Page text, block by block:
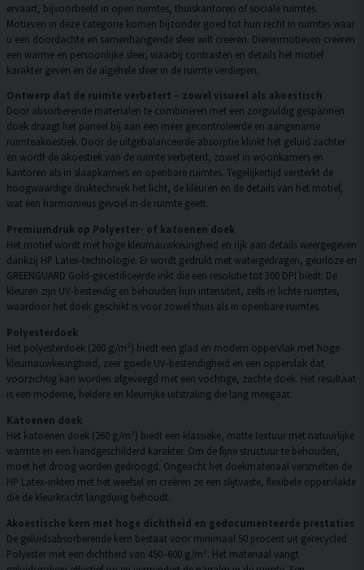
ervaart, bijvoorbeeld in open ruimtes, thuiskantoren of sociale ruimtes.
Motieven in deze categorie komen bijzonder goed tot hun recht in ruimtes waar
u een doordachte en samenhangende sfeer wilt creëren. Dierenmotieven creëren
een warme en persoonlijke sfeer, waarbij contrasten en details het motief
karakter geven en de algehele sfeer in de ruimte verdiepen.
Ontwerp dat de ruimte verbetert – zowel visueel als akoestisch
Door absorberende materialen te combineren met een zorgvuldig gespannen
doek draagt het paneel bij aan een meer gecontroleerde en aangename
ruimteakoestiek. Door de uitgebalanceerde absorptie klinkt het geluid zachter
en wordt de akoestiek van de ruimte verbeterd, zowel in woonkamers en
kantoren als in slaapkamers en openbare ruimtes. Tegelijkertijd versterkt de
hoogwaardige druktechniek het licht, de kleuren en de details van het motief,
wat een harmonieus gevoel in de ruimte geeft.
Premiumdruk op Polyester- of katoenen doek
Het motief wordt met hoge kleurnauwkeurigheid en rijk aan details weergegeven
dankzij HP Latex-technologie. Er wordt gedrukt met watergedragen, geurloze en
GREENGUARD Gold-gecertificeerde inkt die een resolutie tot 300 DPI biedt. De
kleuren zijn UV-bestendig en behouden hun intensiteit, zelfs in lichte ruimtes,
waardoor het doek geschikt is voor zowel thuis als in openbare ruimtes.
Polyesterdoek
Het polyesterdoek (260 g/m²) biedt een glad en modern oppervlak met hoge
kleurnauwkeurigheid, zeer goede UV-bestendigheid en een oppervlak dat
voorzichtig kan worden afgeveegd met een vochtige, zachte doek. Het resultaat
is een moderne, heldere en kleurrijke uitstraling die lang meegaat.
Katoenen doek
Het katoenen doek (260 g/m²) biedt een klassieke, matte textuur met natuurlijke
warmte en een handgeschilderd karakter. Om de fijne structuur te behouden,
moet het droog worden gedroogd. Ongeacht het doekmateriaal versmelten de
HP Latex-inkten met het weefsel en creëren ze een slijtvaste, flexibele oppervlakte
die de kleurkracht langdurig behoudt.
Akoestische kern met hoge dichtheid en gedocumenteerde prestaties
De geluidsabsorberende kern bestaat voor minimaal 50 procent uit gerecycled
Polyester met een dichtheid van 450–600 g/m². Het materiaal vangt